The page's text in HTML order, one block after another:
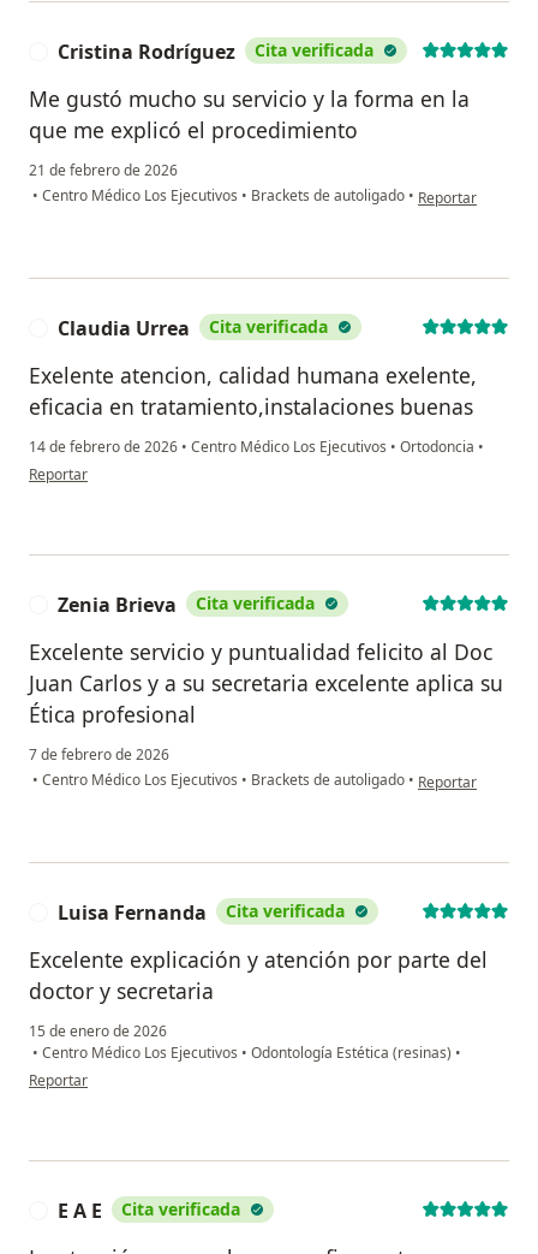
Cristina Rodríguez Cita verificada
Me gustó mucho su servicio y la forma en la
que me explicó el procedimiento
21 de febrero de 2026
• Centro Médico Los Ejecutivos • Brackets de autoligado • en opinión del
Reportar
Claudia Urrea Cita verificada
Exelente atencion, calidad humana exelente,
eficacia en tratamiento,instalaciones buenas
14 de febrero de 2026 • Centro Médico Los Ejecutivos • Ortodoncia •
en opinión del usuario Claudia Urrea
Reportar
Zenia Brieva Cita verificada
Excelente servicio y puntualidad felicito al Doc
Juan Carlos y a su secretaria excelente aplica su
Ética profesional
7 de febrero de 2026
• Centro Médico Los Ejecutivos • Brackets de autoligado • en opinión del
Reportar
Luisa Fernanda Cita verificada
Excelente explicación y atención por parte del
doctor y secretaria
15 de enero de 2026
• Centro Médico Los Ejecutivos • Odontología Estética (resinas) •
en opinión del usuario Luisa Fernanda
Reportar
E A E Cita verificada